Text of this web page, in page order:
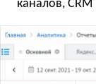
каналов,